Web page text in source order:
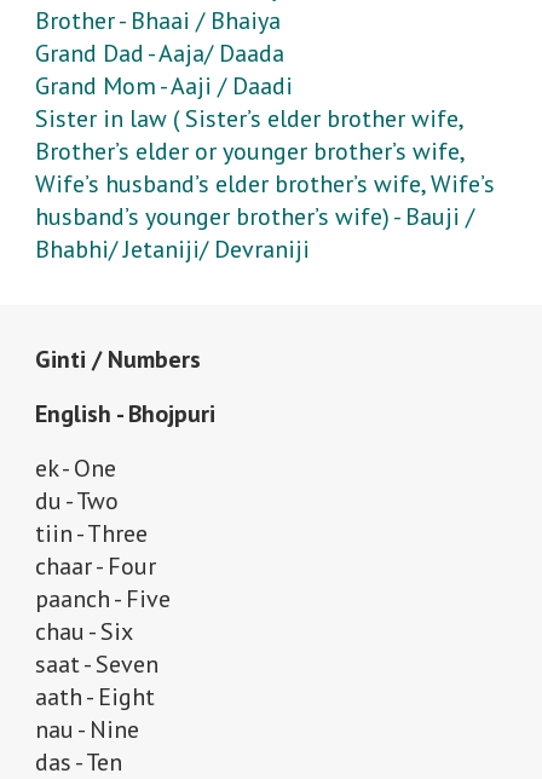
Brother - Bhaai / Bhaiya
Grand Dad - Aaja/ Daada
Grand Mom - Aaji / Daadi
Sister in law ( Sister’s elder brother wife,
Brother’s elder or younger brother’s wife,
Wife’s husband’s elder brother’s wife, Wife’s
husband’s younger brother’s wife) - Bauji /
Bhabhi/ Jetaniji/ Devraniji
Ginti / Numbers
English - Bhojpuri
ek - One
du - Two
tiin - Three
chaar - Four
paanch - Five
chau - Six
saat - Seven
aath - Eight
nau - Nine
das - Ten